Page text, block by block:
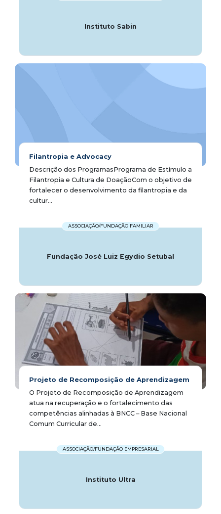
Instituto Sabin
Filantropia e Advocacy
Descrição dos ProgramasPrograma de Estímulo a
Filantropia e Cultura de DoaçãoCom o objetivo de
fortalecer o desenvolvimento da filantropia e da
cultur...
ASSOCIAÇÃO/FUNDAÇÃO FAMILIAR
Fundação José Luiz Egydio Setubal
Projeto de Recomposição de Aprendizagem
O Projeto de Recomposição de Aprendizagem
atua na recuperação e o fortalecimento das
competências alinhadas à BNCC – Base Nacional
Comum Curricular de...
ASSOCIAÇÃO/FUNDAÇÃO EMPRESARIAL
Instituto Ultra